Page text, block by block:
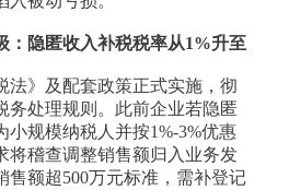
：隐匿收入补税税率从1%升至
法》及配套政策正式实施，彻
务处理规则。此前企业若隐匿
小规模纳税人并按1%-3%优惠
将稽查调整销售额归入业务发
售额超500万元标准，需补登记